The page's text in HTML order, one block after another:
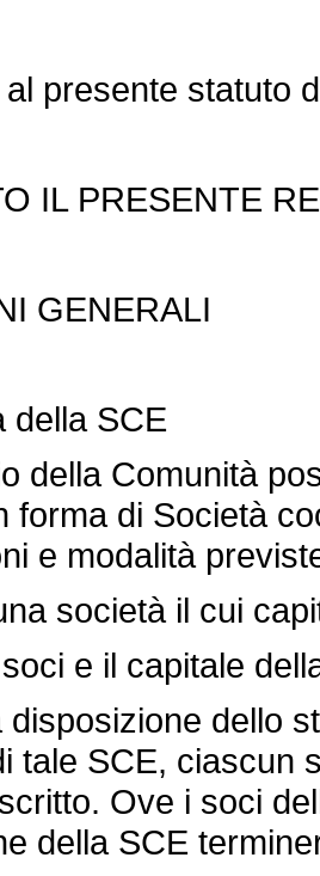
presente statuto
IL PRESENTE
GENERALI
della SCE
della Comunità
forma di Società
e modalità
società il cui
e il capitale
dello
tale SCE, ciascun
Ove i soci
della SCE